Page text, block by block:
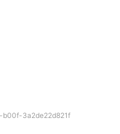
b00f-3a2de22d821f